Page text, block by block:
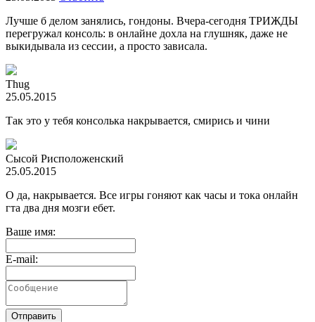
Лучше б делом занялись, гондоны. Вчера-сегодня ТРИЖДЫ
перегружал консоль: в онлайне дохла на глушняк, даже не
выкидывала из сессии, а просто зависала.
Thug
25.05.2015
Так это у тебя консолька накрывается, смирись и чини
Сысой Рисположенский
25.05.2015
О да, накрывается. Все игры гоняют как часы и тока онлайн
гта два дня мозги ебет.
Ваше имя:
E-mail:
Отправить